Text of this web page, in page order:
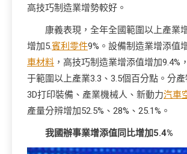
高技巧制造業增勢較好。
康義表現，全年全國範圍以上產業
增加5.賓利零件9%。設備制造業增添值
車材料 ，高技巧制造業增添值增加9.4%
于範圍以上產業3.3、3.5個百分點。分產
3D打印裝備、產業機械人、新動力汽車
產量分辨增加52.5%、28%、25.1%。
我國辦事業增添值同比增加5.4%